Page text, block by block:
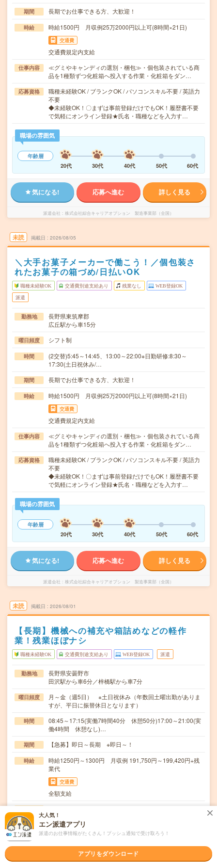
期間 長期でお仕事できる方、大歓迎！
時給 時給1500円 月収例25万2000円以上可(8時間×21日)
交通費
交通費規定内支給
仕事内容
≪グミやキャンディの選別・梱包≫・個包装されている商
品を1種類ずつ化粧箱へ投入する作業・化粧箱をダン…
応募資格
職種未経験OK / ブランクOK / パソコンスキル不要 / 英語力
不要
◆未経験OK！〇まずは事前登録だけでもOK！履歴書不要
で気軽にオンライン登録★氏名・職種などを入力す…
職場の雰囲気
年齢層
20代
30代 40代 50代 60代
気になる! 応募へ進む 詳しく見る
派遣会社 株式会社綜合キャリアオプション 製造事業部（全国）
未読 掲載日 2026/08/05
＼大手お菓子メーカーで働こう！／個包装さ
れたお菓子の箱づめ/日払いOK
職種未経験OK 交通費別途支給あり 残業なし WEB登録OK
派遣
勤務地
長野県東筑摩郡
広丘駅から車15分
曜日頻度 シフト制
時間
(2交替)5:45～14:45、13:00～22:00※日勤研修:8:30～
17:30(土日祝休み/…
期間 長期でお仕事できる方、大歓迎！
時給 時給1500円 月収例25万2000円以上可(8時間×21日)
交通費
交通費規定内支給
仕事内容
≪グミやキャンディの選別・梱包≫・個包装されている商
品を1種類ずつ化粧箱へ投入する作業・化粧箱をダン…
応募資格
職種未経験OK / ブランクOK / パソコンスキル不要 / 英語力
不要
◆未経験OK！〇まずは事前登録だけでもOK！履歴書不要
で気軽にオンライン登録★氏名・職種などを入力す…
職場の雰囲気
年齢層
20代
30代 40代 50代 60代
気になる! 応募へ進む 詳しく見る
派遣会社 株式会社綜合キャリアオプション 製造事業部（全国）
未読 掲載日 2026/08/01
【長期】機械への補充や箱詰めなどの軽作
業！残業ほぼナシ
職種未経験OK 交通費別途支給あり WEB登録OK 派遣
勤務地
長野県安曇野市
田沢駅から車6分／梓橋駅から車7分
曜日頻度
月～金（週5日） ※土日祝休み（年数回土曜出勤がありま
すが、平日に振替休日となります）
時間
08:45～17:15(実働7時間40分 休憩50分)17:00～21:00(実
働4時間 休憩なし)…
期間 【急募】即日～長期 ※即日～！
時給
時給1250円～1300円 月収例 191,750円～199,420円+残
業代
交通費
全額支給
の交換＊販売商品の包装・箱詰め＊原料・製品の目視…
応募資格
職種未経験OK / ブランクOK / パソコンスキル不要 / 英語力
未経験OK！
大人気！
エン派遣アプリ
派遣のお仕事情報がたくさん！プッシュ通知で受け取ろう！
アプリをダウンロード